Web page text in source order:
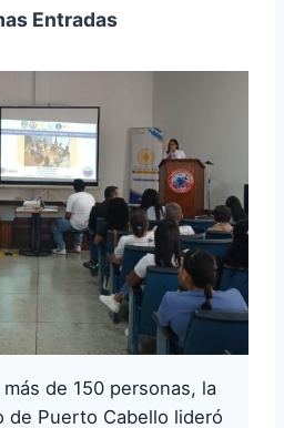
Entradas
de 150 personas, la
de Puerto Cabello lideró